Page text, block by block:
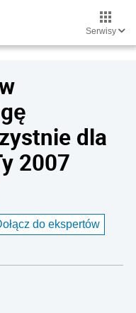
Serwisy
dla
2007
do ekspertów